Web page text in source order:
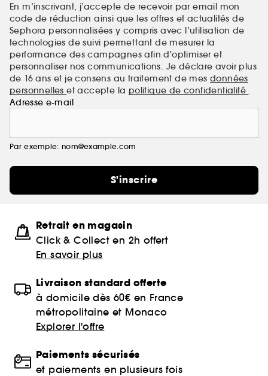
En m’inscrivant, j’accepte de recevoir par email mon
code de réduction ainsi que les offres et actualités de
Sephora personnalisées y compris avec l’utilisation de
technologies de suivi permettant de mesurer la
performance des campagnes afin d'optimiser et
personnaliser nos communications. Je déclare avoir plus
de 16 ans et je consens au traitement de mes données
personnelleset accepte la politique de confidentialité .
Adresse e-mail
Par exemple: nom@example.com
S'inscrire
Retrait en magasin
Click & Collect en 2h offert
En savoir plus
Livraison standard offerte
à domicile dès 60€ en France
métropolitaine et Monaco
Explorer l'offre
Paiements sécurisés
et paiements en plusieurs fois